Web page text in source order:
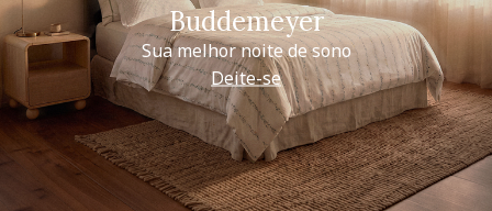
Buddemeyer
Sua melhor noite de sono
Deite-se